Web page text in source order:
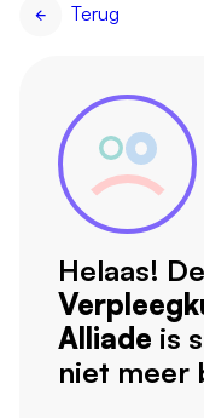
Terug
Helaas!
Alliade is
niet meer